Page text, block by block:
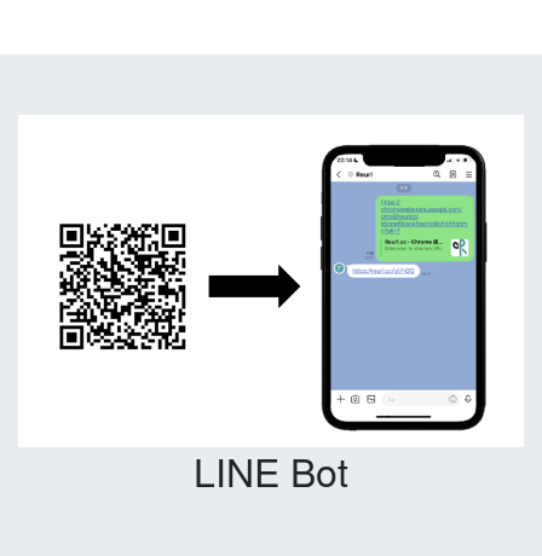
LINE Bot